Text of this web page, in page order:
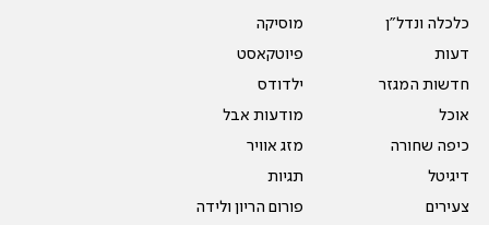
כלכלה ונדל"ן
דעות
חדשות המגזר
אוכל
כיפה שחורה
דיגיטל
צעירים
מוסיקה
פיוטקאסט
ילדודס
מודעות אבל
מזג אוויר
תגיות
פורום הריון ולידה